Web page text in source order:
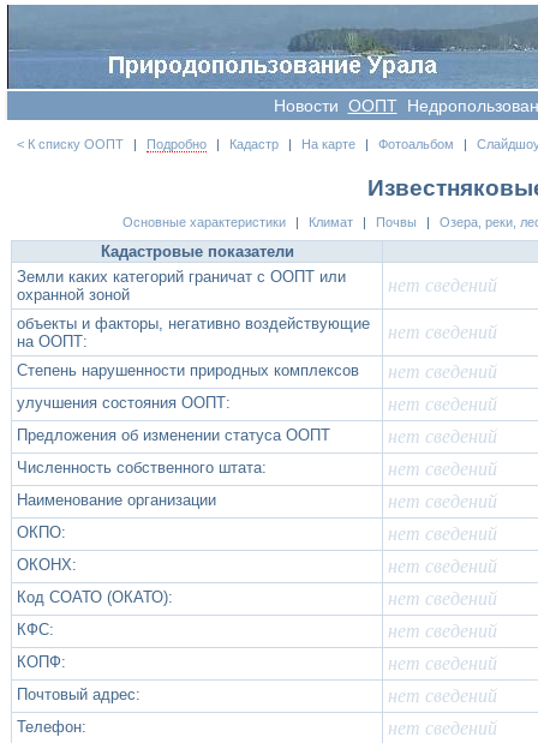
Новости OOПT
< К списку ООПТ | Подробно | Кадастр | На карте | Фотоальбом |
Основные характеристики Климат Почвы Озера, реки,
Кадастровые показатели
Земли каких категорий граничат с ООПТ или
охранной зоной
нет сведений
объекты и факторы, негативно воздействующие
на ООПТ:
нет сведений
Степень нарушенности природных комплексов нет сведений
улучшения состояния ООПТ: нет сведений
Предложения об изменении статуса ООПТ нет сведений
Численность собственного штата: нет сведений
Наименование организации нет сведений
ОКПО: нет сведений
ОКОНХ: нет сведений
Код СОАТО (ОКАТО): нет сведений
КФС: нет сведений
КОПФ: нет сведений
Почтовый адрес: нет сведений
Телефон: нет сведений